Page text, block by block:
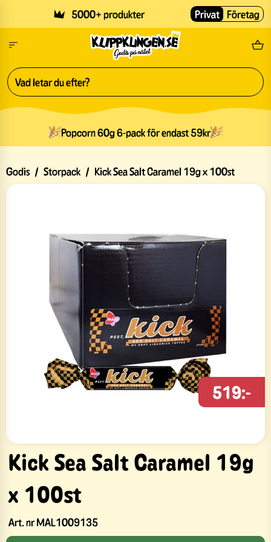
5000+ produkter Fri
Privat Företag
Popcorn 60g 6-pack för endast 59kr
Godis / Storpack / Kick Sea Salt Caramel 19g x 100st
Kick Sea Salt Caramel 19g
x 100st
Art. nrMAL1009135
519:-